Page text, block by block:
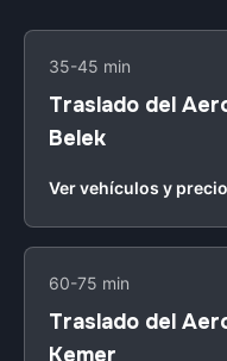
35-45 min
Traslado del
Belek
Ver vehículos y
60-75 min
Traslado del
Kemer